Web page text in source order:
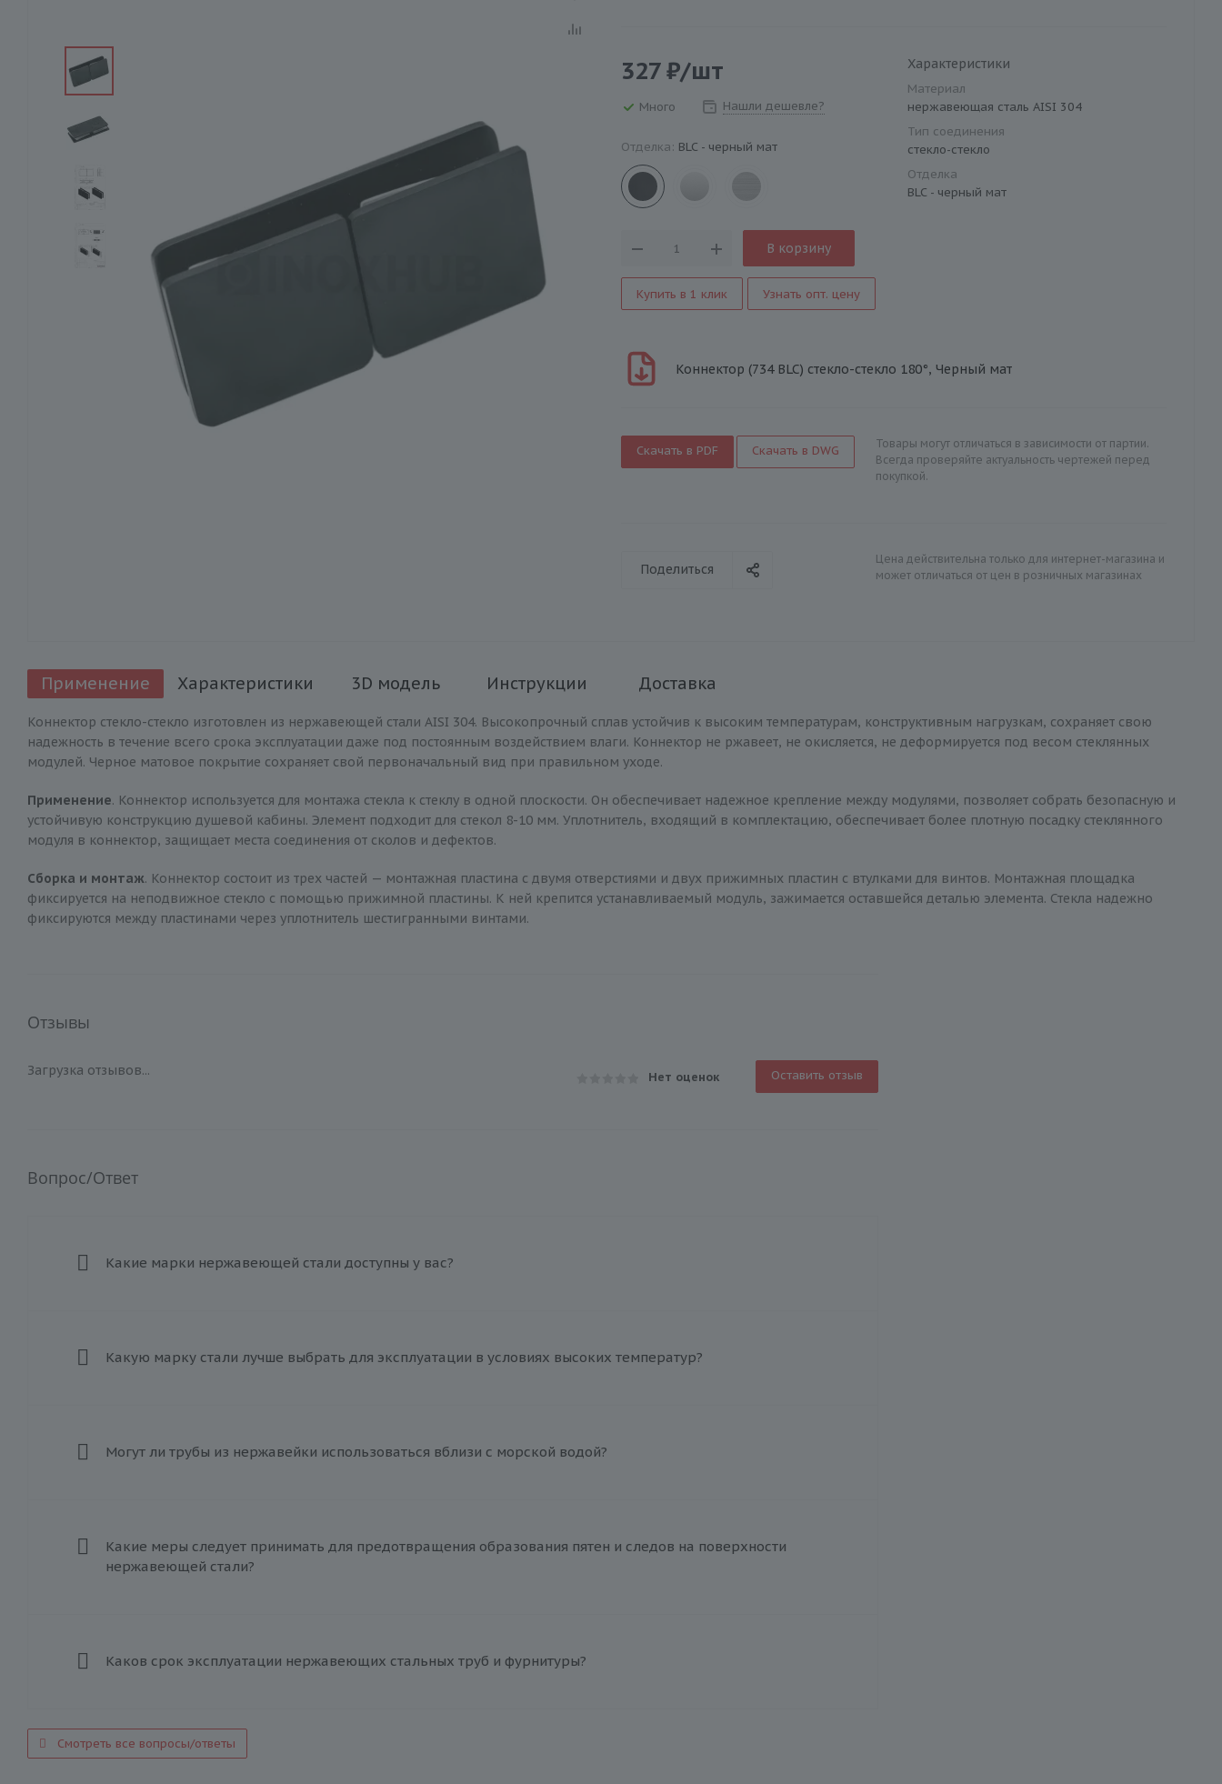
327₽/шт
Много Нашли дешевле?
Отделка: BLC - черный мат
В корзину
Купить в 1 клик Узнать опт. цену
Характеристики
Материал
нержавеющая сталь AISI 304
Тип соединения
стекло-стекло
Отделка
BLC - черный мат
Коннектор (734 BLC) стекло-стекло 180°, Черный мат
Скачать в PDF Скачать в DWG
Товары могут отличаться в зависимости от партии.
Всегда проверяйте актуальность чертежей перед
покупкой.
Поделиться
Цена действительна только для интернет-магазина и
может отличаться от цен в розничных магазинах
Применение Характеристики 3D модель Инструкции Доставка
Коннектор стекло-стекло изготовлен из нержавеющей стали AISI 304. Высокопрочный сплав устойчив к высоким температурам, конструктивным нагрузкам, сохраняет свою
надежность в течение всего срока эксплуатации даже под постоянным воздействием влаги. Коннектор не ржавеет, не окисляется, не деформируется под весом стеклянных
модулей. Черное матовое покрытие сохраняет свой первоначальный вид при правильном уходе.
Применение. Коннектор используется для монтажа стекла к стеклу в одной плоскости. Он обеспечивает надежное крепление между модулями, позволяет собрать безопасную и
устойчивую конструкцию душевой кабины. Элемент подходит для стекол 8-10 мм. Уплотнитель, входящий в комплектацию, обеспечивает более плотную посадку стеклянного
модуля в коннектор, защищает места соединения от сколов и дефектов.
Сборка и монтаж. Коннектор состоит из трех частей — монтажная пластина с двумя отверстиями и двух прижимных пластин с втулками для винтов. Монтажная площадка
фиксируется на неподвижное стекло с помощью прижимной пластины. К ней крепится устанавливаемый модуль, зажимается оставшейся деталью элемента. Стекла надежно
фиксируются между пластинами через уплотнитель шестигранными винтами.
Отзывы
Нет оценок Оставить отзыв
Загрузка отзывов...
Вопрос/Ответ
Какие марки нержавеющей стали доступны у вас?
Какую марку стали лучше выбрать для эксплуатации в условиях высоких температур?
Могут ли трубы из нержавейки использоваться вблизи с морской водой?
Какие меры следует принимать для предотвращения образования пятен и следов на поверхности
нержавеющей стали?
Каков срок эксплуатации нержавеющих стальных труб и фурнитуры?
Смотреть все вопросы/ответы